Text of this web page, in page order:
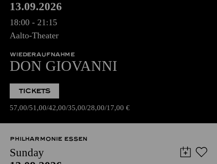
13.09.2026
18:00 - 21:15
Aalto-Theater
WIEDERAUFNAHME
DON GIOVANNI
TICKETS
57,00 51,00 42,00 35,00 28,00 17,00 €
PHILHARMONIE ESSEN
Sunday